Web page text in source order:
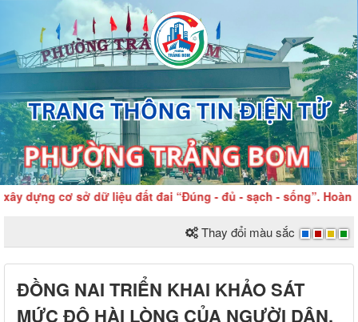
dựng cơ sở dữ liệu đất đai “Đúng - đủ - sạch - sống”. Hoàn
Thay đổi màu sắc
ĐỒNG NAI TRIỂN KHAI KHẢO SÁT
MỨC ĐỘ HÀI LÒNG CỦA NGƯỜI DÂN,